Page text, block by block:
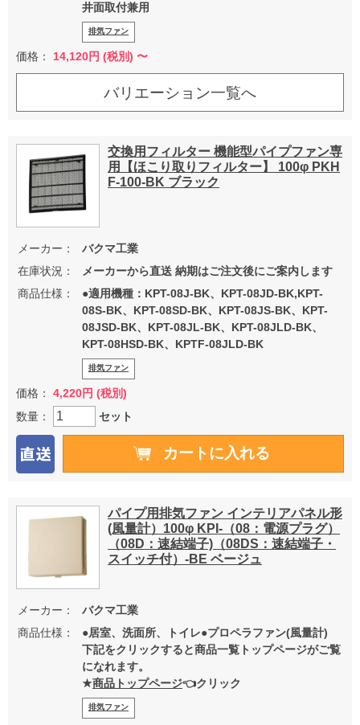
井面取付兼用
排気ファン
価格： 14,120円 (税別) 〜
バリエーション一覧へ
交換用フィルター 機能型パイプファン専
用【ほこり取りフィルター】 100φ PKH
F-100-BK ブラック
メーカー：
バクマ工業
在庫状況：
メーカーから直送 納期はご注文後にご案内します
商品仕様：
●適用機種：KPT-08J-BK、KPT-08JD-BK,KPT-
08S-BK、KPT-08SD-BK、KPT-08JS-BK、KPT-
08JSD-BK、KPT-08JL-BK、KPT-08JLD-BK、
KPT-08HSD-BK、KPTF-08JLD-BK
排気ファン
価格： 4,220円 (税別)
数量：
セット
パイプ用排気ファン インテリアパネル形
(風量計）100φ KPI-（08：電源プラグ）
（08D：速結端子)（08DS：速結端子・
スイッチ付）-BE ベージュ
メーカー：
バクマ工業
商品仕様：
●居室、洗面所、トイレ●プロペラファン(風量計)
下記をクリックすると商品一覧トップページがご覧
になれます。
★商品トップページ👈クリック
排気ファン